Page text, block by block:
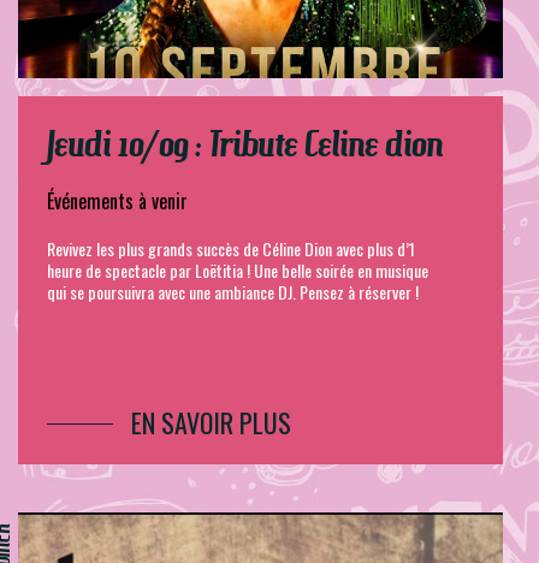
Jeudi 10/09 : Tribute Celine dion
Événements à venir
Revivez les plus grands succès de Céline Dion avec plus d’1
heure de spectacle par Loëtitia ! Une belle soirée en musique
qui se poursuivra avec une ambiance DJ. Pensez à réserver !
EN SAVOIR PLUS